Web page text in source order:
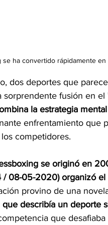
se ha convertido rápidamente
dos deportes que
sorprendente fusión en el
la estrategia
enfrentamiento que
competidores.
se originó en
/ 08-05-2020) organizó el
provino de una
describía un deporte
que